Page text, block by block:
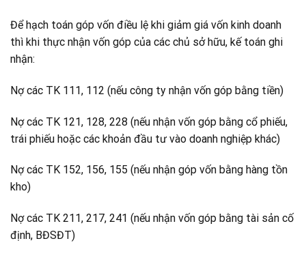
Để hạch toán góp vốn điều lệ khi giảm giá vốn kinh doanh
thì khi thực nhận vốn góp của các chủ sở hữu, kế toán ghi
nhận:
Nợ các TK 111, 112 (nếu công ty nhận vốn góp bằng tiền)
Nợ các TK 121, 128, 228 (nếu nhận vốn góp bằng cổ phiếu,
trái phiếu hoặc các khoản đầu tư vào doanh nghiệp khác)
Nợ các TK 152, 156, 155 (nếu nhận góp vốn bằng hàng tồn
kho)
Nợ các TK 211, 217, 241 (nếu nhận vốn góp bằng tài sản cố
định, BĐSĐT)